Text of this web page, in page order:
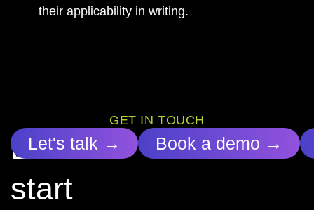
their applicability in writing.
GET IN TOUCH
Let’s
start
Let's talk → Book a demo →